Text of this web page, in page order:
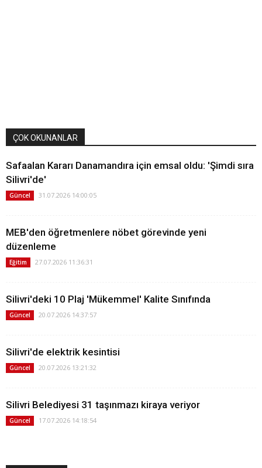
ÇOK OKUNANLAR
Safaalan Kararı Danamandıra için emsal oldu: 'Şimdi sıra
Silivri'de'
Güncel 31.07.2026 14:00:05
MEB'den öğretmenlere nöbet görevinde yeni
düzenleme
Eğitim 27.07.2026 11:36:31
Silivri'deki 10 Plaj 'Mükemmel' Kalite Sınıfında
Güncel 20.07.2026 14:37:57
Silivri'de elektrik kesintisi
Güncel 20.07.2026 13:21:32
Silivri Belediyesi 31 taşınmazı kiraya veriyor
Güncel 17.07.2026 14:18:54